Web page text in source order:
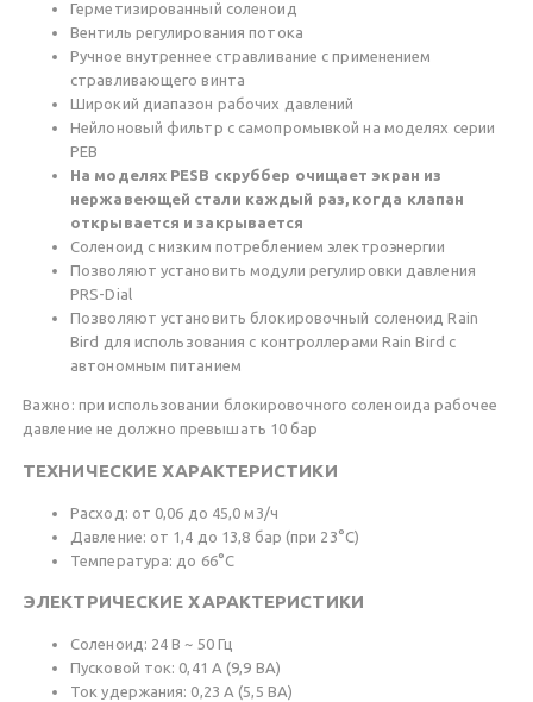
Герметизированный соленоид
Вентиль регулирования потока
Ручное внутреннее стравливание с применением
стравливающего винта
Широкий диапазон рабочих давлений
Нейлоновый фильтр с самопромывкой на моделях серии
PEB
На моделях PESB скруббер очищает экран из
нержавеющей стали каждый раз, когда клапан
открывается и закрывается
Соленоид с низким потреблением электроэнергии
Позволяют установить модули регулировки давления
PRS-Dial
Позволяют установить блокировочный соленоид Rain
Bird для использования с контроллерами Rain Bird с
автономным питанием
Важно: при использовании блокировочного соленоида рабочее
давление не должно превышать 10 бар
ТЕХНИЧЕСКИЕ ХАРАКТЕРИСТИКИ
Расход: от 0,06 до 45,0 м3/ч
Давление: от 1,4 до 13,8 бар (при 23°С)
Температура: до 66°С
ЭЛЕКТРИЧЕСКИЕ ХАРАКТЕРИСТИКИ
Соленоид: 24 В ~ 50 Гц
Пусковой ток: 0,41 А (9,9 ВА)
Ток удержания: 0,23 А (5,5 ВА)